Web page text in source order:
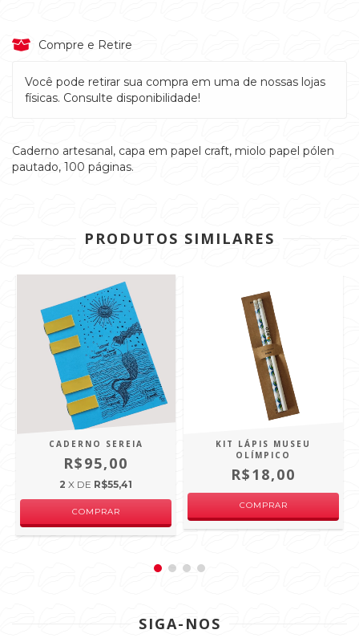
Compre e Retire
Você pode retirar sua compra em uma de nossas lojas
físicas. Consulte disponibilidade!
Caderno artesanal, capa em papel craft, miolo papel pólen
pautado, 100 páginas.
PRODUTOS SIMILARES
CADERNO SEREIA
R$95,00
2 X DE R$55,41
KIT LÁPIS MUSEU
OLÍMPICO
R$18,00
SIGA-NOS